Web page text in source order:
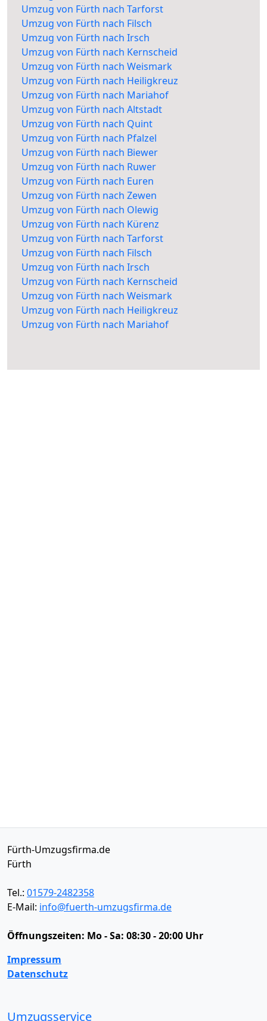
Umzug von Fürth nach Tarforst
Umzug von Fürth nach Filsch
Umzug von Fürth nach Irsch
Umzug von Fürth nach Kernscheid
Umzug von Fürth nach Weismark
Umzug von Fürth nach Heiligkreuz
Umzug von Fürth nach Mariahof
Umzug von Fürth nach Altstadt
Umzug von Fürth nach Quint
Umzug von Fürth nach Pfalzel
Umzug von Fürth nach Biewer
Umzug von Fürth nach Ruwer
Umzug von Fürth nach Euren
Umzug von Fürth nach Zewen
Umzug von Fürth nach Olewig
Umzug von Fürth nach Kürenz
Umzug von Fürth nach Tarforst
Umzug von Fürth nach Filsch
Umzug von Fürth nach Irsch
Umzug von Fürth nach Kernscheid
Umzug von Fürth nach Weismark
Umzug von Fürth nach Heiligkreuz
Umzug von Fürth nach Mariahof
Fürth-Umzugsfirma.de
Fürth
Tel.: 01579-2482358
E-Mail: info@fuerth-umzugsfirma.de
Öffnungszeiten: Mo - Sa: 08:30 - 20:00 Uhr
Impressum
Datenschutz
Umzugsservice